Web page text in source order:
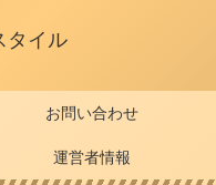
タイル
お問い合わせ
運営者情報